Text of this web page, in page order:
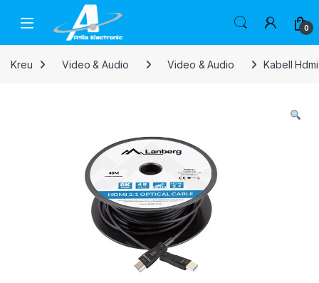
Skip to navigation
Open 0
Kreu Video & Audio Video & Audio Kabell